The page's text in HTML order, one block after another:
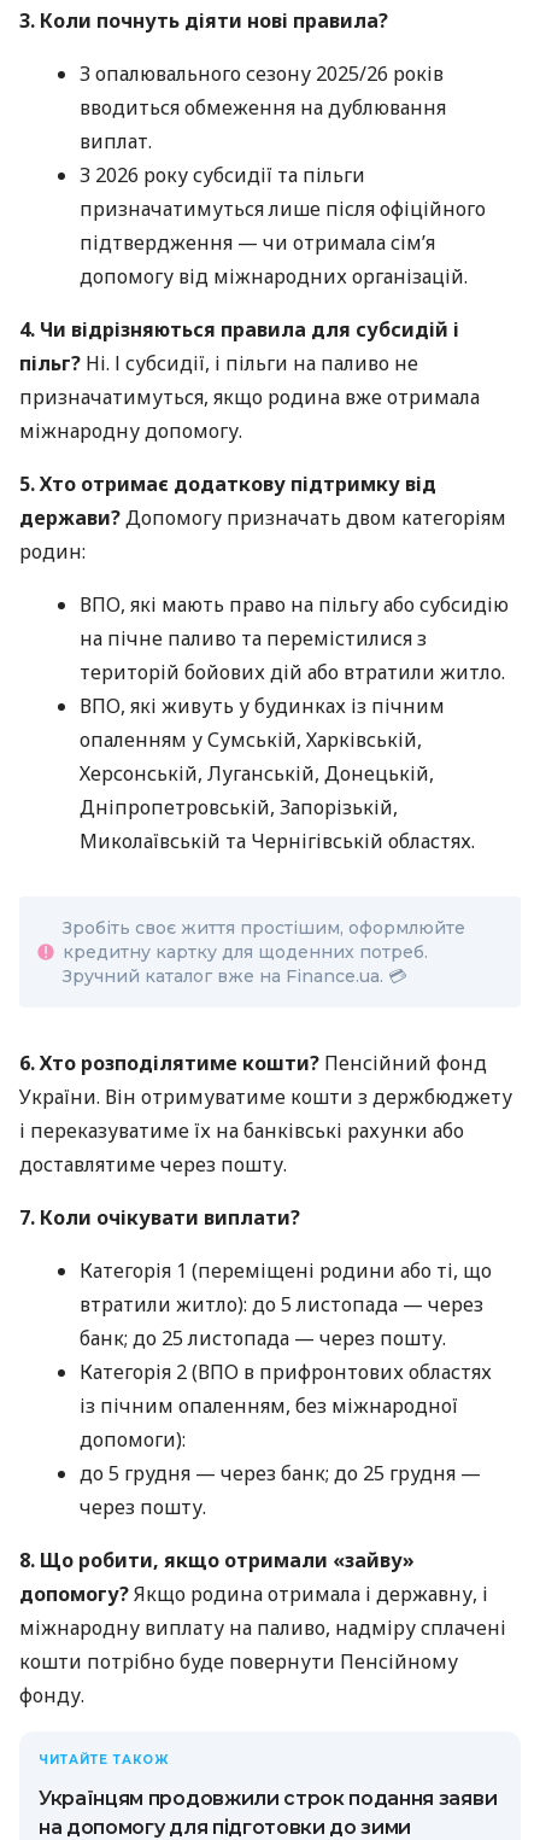
3. Коли почнуть діяти нові правила?
З опалювального сезону 2025/26 років
вводиться обмеження на дублювання
виплат.
З 2026 року субсидії та пільги
призначатимуться лише після офіційного
підтвердження — чи отримала сім’я
допомогу від міжнародних організацій.
4. Чи відрізняються правила для субсидій і
пільг? Ні. І субсидії, і пільги на паливо не
призначатимуться, якщо родина вже отримала
міжнародну допомогу.
5. Хто отримає додаткову підтримку від
держави?Допомогу призначать двом категоріям
родин:
ВПО, які мають право на пільгу або субсидію
на пічне паливо та перемістилися з
територій бойових дій або втратили житло.
ВПО, які живуть у будинках із пічним
опаленням у Сумській, Харківській,
Херсонській, Луганській, Донецькій,
Дніпропетровській, Запорізькій,
Миколаївській та Чернігівській областях.
Зробіть своє життя простішим, оформлюйте
кредитну картку для щоденних потреб.
Зручний каталог вже на Finance.ua. 💳
6. Хто розподілятиме кошти? Пенсійний фонд
України. Він отримуватиме кошти з держбюджету
і переказуватиме їх на банківські рахунки або
доставлятиме через пошту.
7. Коли очікувати виплати?
Категорія 1 (переміщені родини або ті, що
втратили житло): до 5 листопада — через
банк; до 25 листопада — через пошту.
Категорія 2 (ВПО в прифронтових областях
із пічним опаленням, без міжнародної
допомоги):
до 5 грудня — через банк; до 25 грудня —
через пошту.
8. Що робити, якщо отримали «зайву»
допомогу?Якщо родина отримала і державну, і
міжнародну виплату на паливо, надміру сплачені
кошти потрібно буде повернути Пенсійному
фонду.
ЧИТАЙТЕ ТАКОЖ
Українцям продовжили строк подання заяви
на допомогу для підготовки до зими